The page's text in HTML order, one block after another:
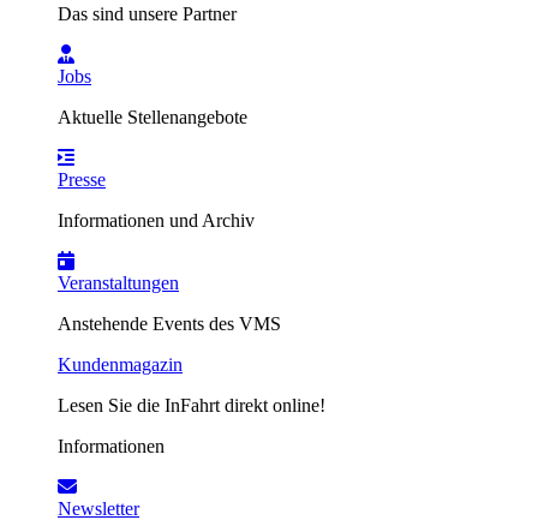
Das sind unsere Partner
Jobs
Aktuelle Stellenangebote
Presse
Informationen und Archiv
Veranstaltungen
Anstehende Events des VMS
Kundenmagazin
Lesen Sie die InFahrt direkt online!
Informationen
Newsletter